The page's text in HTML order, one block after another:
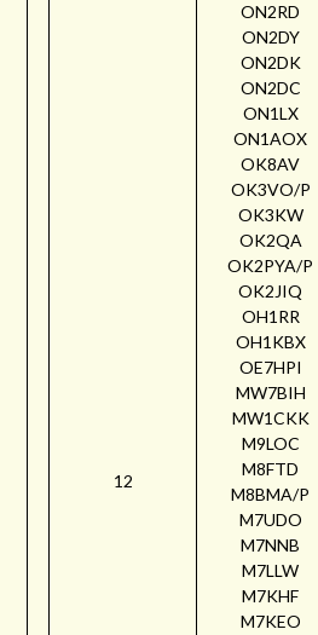
12
ON2RD
ON2DY
ON2DK
ON2DC
ON1LX
ON1AOX
OK8AV
OK3VO/P
OK3KW
OK2QA
OK2PYA/P
OK2JIQ
OH1RR
OH1KBX
OE7HPI
MW7BIH
MW1CKK
M9LOC
M8FTD
M8BMA/P
M7UDO
M7NNB
M7LLW
M7KHF
M7KEO